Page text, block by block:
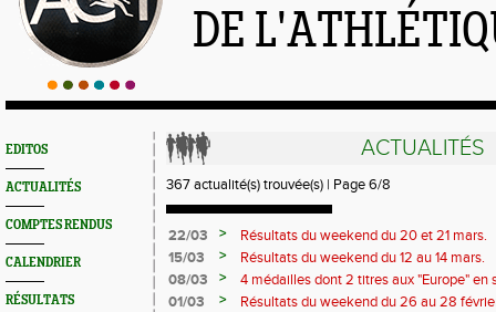
DE
EDITOS
ACTUALITÉS
COMPTES RENDUS
CALENDRIER
RÉSULTATS
ACTUALITÉS
367 actualité(s) trouvée(s) | Page 6/8
22/03 >
Résultats du weekend du 20 et 21 mars.
15/03
>
Résultats du weekend du 12 au 14 mars.
08/03
>
4 médailles dont 2 titres aux "Europe" en
01/03
>
Résultats du weekend du 26 au 28